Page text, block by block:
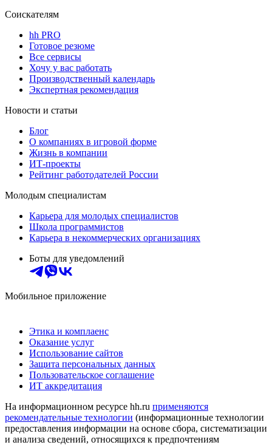
Соискателям
hh PRO
Готовое резюме
Все сервисы
Хочу у вас работать
Производственный календарь
Экспертная рекомендация
Новости и статьи
Блог
О компаниях в игровой форме
Жизнь в компании
ИТ-проекты
Рейтинг работодателей России
Молодым специалистам
Карьера для молодых специалистов
Школа программистов
Карьера в некоммерческих организациях
Боты для уведомлений
Мобильное приложение
Этика и комплаенс
Оказание услуг
Использование сайтов
Защита персональных данных
Пользовательское соглашение
ИТ аккредитация
На информационном ресурсе hh.ru применяются
рекомендательные технологии (информационные технологии
предоставления информации на основе сбора, систематизации
и анализа сведений, относящихся к предпочтениям